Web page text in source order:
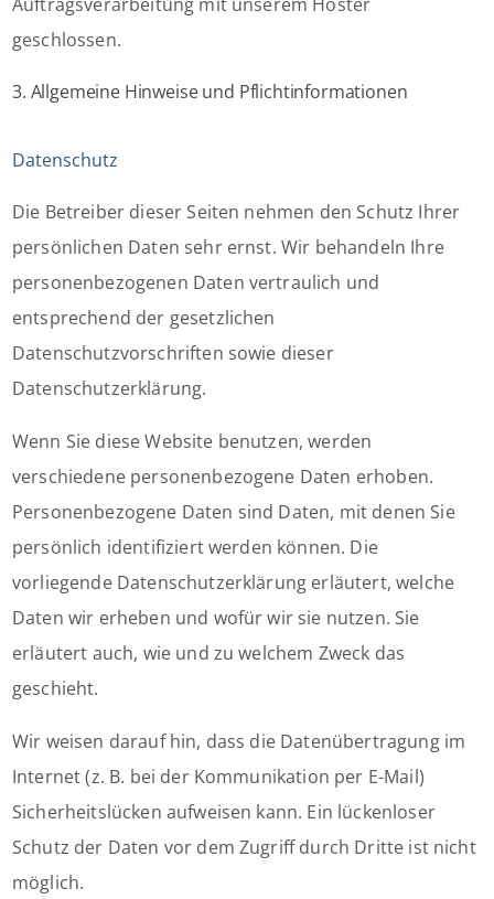
geschlossen.
3. Allgemeine Hinweise und Pflichtinformationen
Datenschutz
Die Betreiber dieser Seiten nehmen den Schutz Ihrer
persönlichen Daten sehr ernst. Wir behandeln Ihre
personenbezogenen Daten vertraulich und
entsprechend der gesetzlichen
Datenschutzvorschriften sowie dieser
Datenschutzerklärung.
Wenn Sie diese Website benutzen, werden
verschiedene personenbezogene Daten erhoben.
Personenbezogene Daten sind Daten, mit denen Sie
persönlich identifiziert werden können. Die
vorliegende Datenschutzerklärung erläutert, welche
Daten wir erheben und wofür wir sie nutzen. Sie
erläutert auch, wie und zu welchem Zweck das
geschieht.
Wir weisen darauf hin, dass die Datenübertragung im
Internet (z. B. bei der Kommunikation per E-Mail)
Sicherheitslücken aufweisen kann. Ein lückenloser
Schutz der Daten vor dem Zugriff durch Dritte ist nicht
möglich.